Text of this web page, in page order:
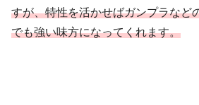
すが、特性を活かせばガンプラなど
でも強い味方になってくれます。